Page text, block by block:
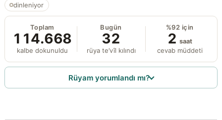
dinleniyor
Toplam
114.668
kalbe dokunuldu
Bugün
32
rüya te’vîl kılındı
%92 için
2 saat
cevab müddeti
Rüyam yorumlandı mı?